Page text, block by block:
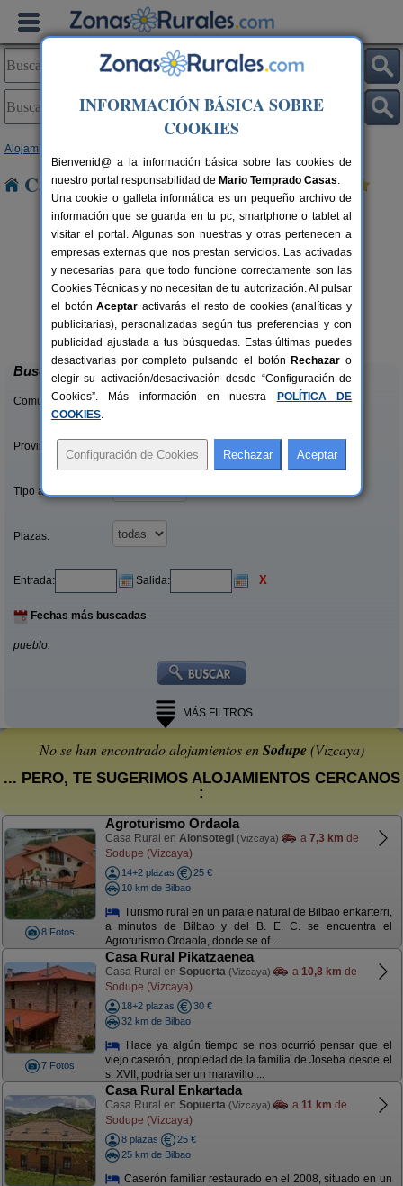
Alojamientos
Casas Rurales cerca de Sodupe
2-12+2 pers.
desde27 €
Casa Rural Ogoño Mendi
Elantxobe (Vizcaya)
Buscar
Comunidades:
Provincias/Islas:
Tipo alquiler:
Plazas:
Entrada: Salida: X
Fechas más buscadas
pueblo:
MÁS FILTROS
No se han encontrado alojamientos enSodupe(Vizcaya)
... PERO, TE SUGERIMOS ALOJAMIENTOS CERCANOS
:
8 Fotos
Agroturismo Ordaola
Casa Rural en Alonsotegi (Vizcaya) a 7,3 km de
Sodupe (Vizcaya)
14+2 plazas
25 €
10 km de Bilbao
Turismo rural en un paraje natural de Bilbao enkarterri,
a minutos de Bilbao y del B. E. C. se encuentra el
Agroturismo Ordaola, donde se of ...
7 Fotos
Casa Rural Pikatzaenea
Casa Rural en Sopuerta (Vizcaya) a 10,8 km de
Sodupe (Vizcaya)
18+2 plazas
30 €
32 km de Bilbao
Hace ya algún tiempo se nos ocurrió pensar que el
viejo caserón, propiedad de la familia de Joseba desde el
s. XVII, podría ser un maravillo ...
Casa Rural Enkartada
Casa Rural en Sopuerta (Vizcaya) a 11 km de
Sodupe (Vizcaya)
8 plazas
25 €
25 km de Bilbao
Caserón familiar restaurado en el 2008, situado en un
INFORMACIÓN BÁSICA SOBRE
COOKIES
Bienvenid@ a la información básica sobre las cookies de
nuestro portal responsabilidad de Mario Temprado Casas.
Una cookie o galleta informática es un pequeño archivo de
información que se guarda en tu pc, smartphone o tablet al
visitar el portal. Algunas son nuestras y otras pertenecen a
empresas externas que nos prestan servicios. Las activadas
y necesarias para que todo funcione correctamente son las
Cookies Técnicas y no necesitan de tu autorización. Al pulsar
el botónAceptar activarás el resto de cookies (analíticas y
publicitarias), personalizadas según tus preferencias y con
publicidad ajustada a tus búsquedas. Estas últimas puedes
desactivarlas por completo pulsando el botón Rechazar o
elegir su activación/desactivación desde “Configuración de
Cookies”. Más información en nuestra
POLÍTICA DE
COOKIES.